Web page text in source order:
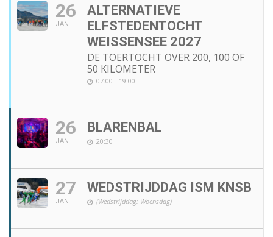
26
JAN
ALTERNATIEVE
ELFSTEDENTOCHT
WEISSENSEE 2027
DE TOERTOCHT OVER 200, 100 OF
50 KILOMETER
07:00 - 19:00
26
JAN
BLARENBAL
20:30
27
JAN
WEDSTRIJDDAG ISM KNSB
(Wedstrijddag: Woensdag)